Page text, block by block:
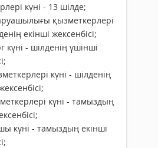
күні - 13 шілде;
қызметкерлері
екінші жексенбісі;
күні - шілденің үшінші
күні - шілденің
күні - тамыздың
күні - тамыздың екінші